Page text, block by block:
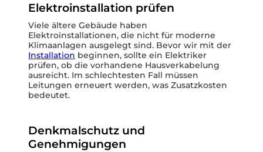
Elektroinstallation prüfen
Viele ältere Gebäude haben
Elektroinstallationen, die nicht für moderne
Klimaanlagen ausgelegt sind. Bevor wir mit der
Installation beginnen, sollte ein Elektriker
prüfen, ob die vorhandene Hausverkabelung
ausreicht. Im schlechtesten Fall müssen
Leitungen erneuert werden, was Zusatzkosten
bedeutet.
Denkmalschutz und
Genehmigungen